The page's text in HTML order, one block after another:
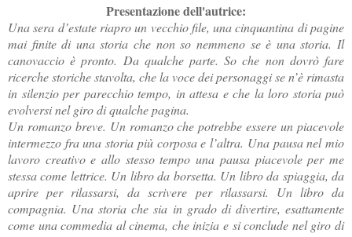
Presentazione dell'autrice:
Una sera d’estate riapro un vecchio file, una cinquantina di pagine
mai finite di una storia che non so nemmeno se è una storia. Il
canovaccio è pronto. Da qualche parte. So che non dovrò fare
ricerche storiche stavolta, che la voce dei personaggi se n’è rimasta
in silenzio per parecchio tempo, in attesa e che la loro storia può
evolversi nel giro di qualche pagina.
Un romanzo breve. Un romanzo che potrebbe essere un piacevole
intermezzo fra una storia più corposa e l’altra. Una pausa nel mio
lavoro creativo e allo stesso tempo una pausa piacevole per me
stessa come lettrice. Un libro da borsetta. Un libro da spiaggia, da
aprire per rilassarsi, da scrivere per rilassarsi. Un libro da
compagnia. Una storia che sia in grado di divertire, esattamente
come una commedia al cinema, che inizia e si conclude nel giro di